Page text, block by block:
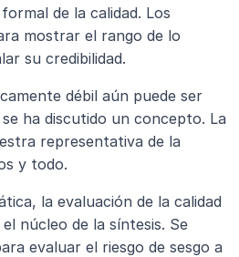
de la calidad. Los
mostrar el rango de lo
su credibilidad.
débil aún puede ser
ha discutido un concepto. La
representativa de la
y todo.
la evaluación de la calidad
núcleo de la síntesis. Se
evaluar el riesgo de sesgo a